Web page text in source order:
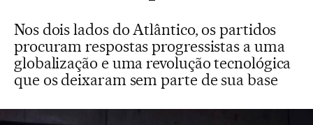
Nos dois lados do Atlântico, os partidos
procuram respostas progressistas a uma
globalização e uma revolução tecnológica
que os deixaram sem parte de sua base